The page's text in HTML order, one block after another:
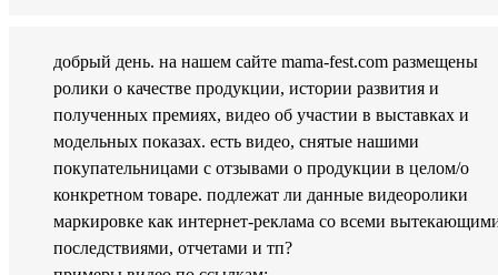
добрый день. на нашем сайте mama-fest.com размещены
ролики о качестве продукции, истории развития и
полученных премиях, видео об участии в выставках и
модельных показах. есть видео, снятые нашими
покупательницами с отзывами о продукции в целом/о
конкретном товаре. подлежат ли данные видеоролики
маркировке как интернет-реклама со всеми
последствиями, отчетами и тп?